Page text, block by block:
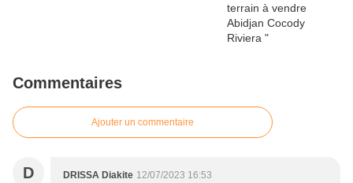
Commentaires
Ajouter un commentaire
D DRISSA Diakite 12/07/2023 16:53